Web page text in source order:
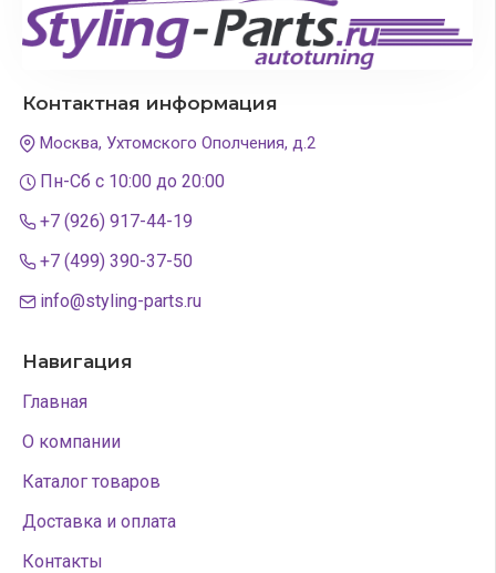
Контактная информация
Москва, Ухтомского Ополчения, д.2
Пн-Сб с 10:00 до 20:00
+7 (926) 917-44-19
+7 (499) 390-37-50
info@styling-parts.ru
Навигация
Главная
О компании
Каталог товаров
Доставка и оплата
Контакты